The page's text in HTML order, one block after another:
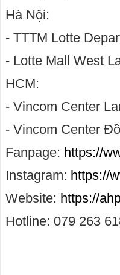
Hà Nội:
- TTTM Lotte
- Lotte Mall West
HCM:
- Vincom Center
- Vincom Center
Fanpage: https://
Instagram: https://
Website: https://
Hotline: 079 263